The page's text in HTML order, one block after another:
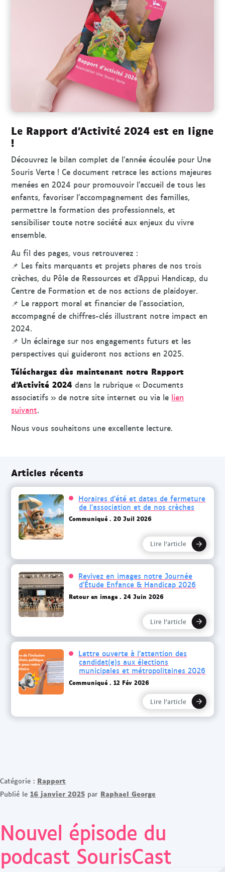
Le Rapport d’Activité 2024 est en ligne
!
Découvrez le bilan complet de l’année écoulée pour Une
Souris Verte ! Ce document retrace les actions majeures
menées en 2024 pour promouvoir l’accueil de tous les
enfants, favoriser l’accompagnement des familles,
permettre la formation des professionnels, et
sensibiliser toute notre société aux enjeux du vivre
ensemble.
Au fil des pages, vous retrouverez :
📌 Les faits marquants et projets phares de nos trois
crèches, du Pôle de Ressources et d’Appui Handicap, du
Centre de Formation et de nos actions de plaidoyer.
📌 Le rapport moral et financier de l’association,
accompagné de chiffres-clés illustrant notre impact en
2024.
📌 Un éclairage sur nos engagements futurs et les
perspectives qui guideront nos actions en 2025.
Téléchargez dès maintenant notre Rapport
d’Activité 2024 dans la rubrique « Documents
associatifs » de notre site internet ou via le lien
suivant.
Nous vous souhaitons une excellente lecture.
Articles récents
Horaires d’été et dates de fermeture
de l’association et de nos crèches
Communiqué 20 Juil 2026
Lire l’article
Revivez en images notre Journée
d’Étude Enfance & Handicap 2026
Retour en image 24 Juin 2026
Lire l’article
Lettre ouverte à l’attention des
candidat(e)s aux élections
municipales et métropolitaines 2026
Communiqué 12 Fév 2026
Lire l’article
Catégorie : Rapport
Publié le 16 janvier 2025 par Raphael George
Nouvel épisode du
podcast SourisCast